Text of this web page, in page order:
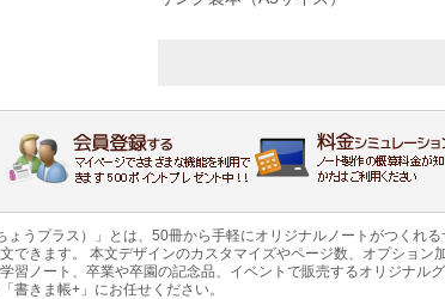
ょうプラス）」とは、50冊から手軽にオリジナルノートがつく
できます。 本文デザインのカスタマイズやページ数、オプショ
習ノート、卒業や卒園の記念品、イベントで販売するオリジナ
書きま帳+」にお任せください。